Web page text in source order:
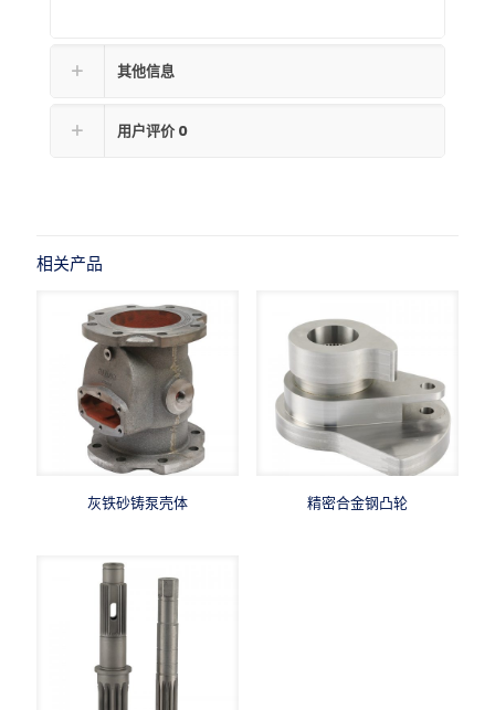
其他信息
用户评价 0
相关产品
灰铁砂铸泵壳体 精密合金钢凸轮